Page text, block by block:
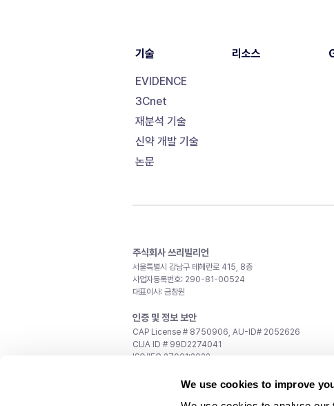
We use cookies to improve
기술
EVIDENCE
3Cnet
재분석 기술
신약 개발 기술
논문
리소스
주식회사 쓰리빌리언
서울특별시 강남구 테헤란로 415, 8층
사업자등록번호: 290-81-00524
대표이사: 금창원
인증 및 정보 보안
CAP License # 8750906, AU-ID# 2052626
CLIA ID # 99D2274041
ISO/IEC 27001:2022